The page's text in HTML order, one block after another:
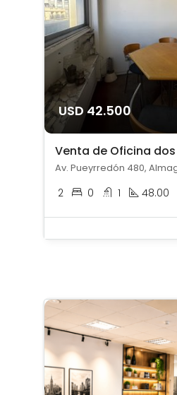
USD 42.500
2 0 1 48.00